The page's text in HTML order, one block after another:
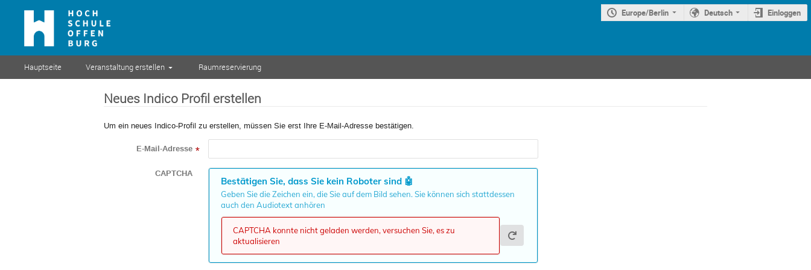
Europe/Berlin Deutsch Einloggen
Hauptseite Veranstaltung erstellen Raumreservierung
Neues Indico Profil erstellen
Um ein neues Indico-Profil zu erstellen, müssen Sie erst Ihre E-Mail-Adresse bestätigen.
E-Mail-Adresse *
CAPTCHA
Bestätigen Sie, dass Sie kein Roboter sind🤖
Geben Sie die Zeichen ein, die Sie auf dem Bild sehen. Sie können sich stattdessen
auch den Audiotext anhören
CAPTCHA konnte nicht geladen werden, versuchen Sie, es zu
aktualisieren